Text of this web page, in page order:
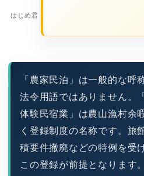
はじめ君
「農家民泊」は一般的な呼
法令用語ではありません。
体験民宿業」は農山漁村余
く登録制度の名称です。旅
積要件撤廃などの特例を受
この登録が前提となります